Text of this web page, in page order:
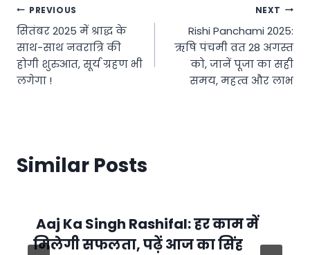
Post
navigation
PREVIOUS
सितंबर 2025 में श्राद्ध के
साथ-साथ नवरात्रि की
होगी शुरुआत, सूर्य ग्रहण भी
लगेगा !
NEXT
Rishi Panchami 2025:
ऋषि पंचमी व्रत 28 अगस्त
को, जानें पूजा का सही
समय, महत्व और लाभ
Similar Posts
Aaj Ka Singh Rashifal: हर काम में
मिलेगी सफलता, पढ़ें आज का सिंह